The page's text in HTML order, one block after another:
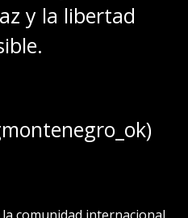
y la libertad